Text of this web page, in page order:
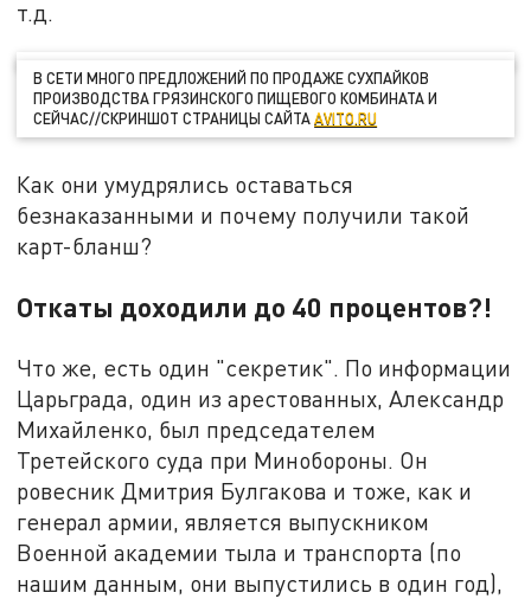
т.д.
В СЕТИ МНОГО ПРЕДЛОЖЕНИЙ ПО ПРОДАЖЕ СУХПАЙКОВ
ПРОИЗВОДСТВА ГРЯЗИНСКОГО ПИЩЕВОГО КОМБИНАТА И
СЕЙЧАС//СКРИНШОТ СТРАНИЦЫ САЙТАAVITO.RU
Как они умудрялись оставаться
безнаказанными и почему получили такой
карт-бланш?
Откаты доходили до 40 процентов?!
Что же, есть один "секретик". По информации
Царьграда, один из арестованных, Александр
Михайленко, был председателем
Третейского суда при Минобороны. Он
ровесник Дмитрия Булгакова и тоже, как и
генерал армии, является выпускником
Военной академии тыла и транспорта (по
нашим данным, они выпустились в один год),